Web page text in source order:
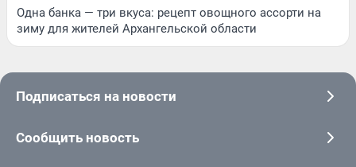
Одна банка — три вкуса: рецепт овощного ассорти на
зиму для жителей Архангельской области
Подписаться на новости
Сообщить новость